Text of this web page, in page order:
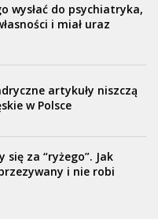
wysłać do psychiatryka,
i miał uraz
artykuły niszczą
w Polsce
się za “ryżego”. Jak
i nie robi